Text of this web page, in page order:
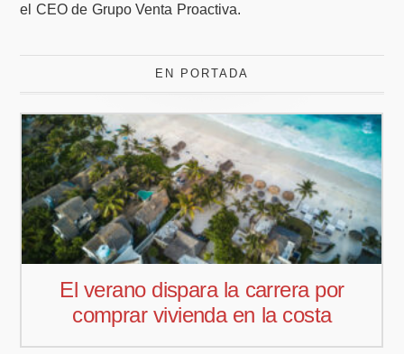
el CEO de Grupo Venta Proactiva.
EN PORTADA
Pedro Aguiar nuevo responsable
comercial para Offcoustic Iberia